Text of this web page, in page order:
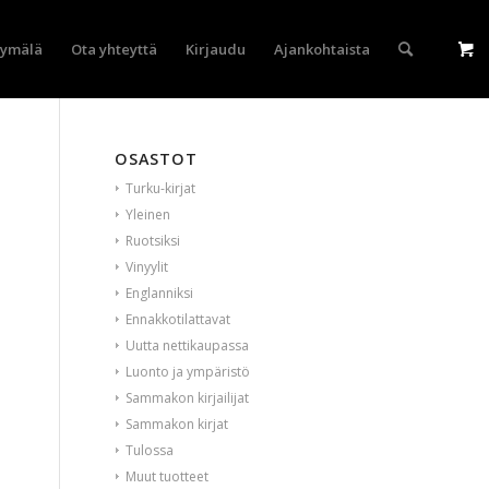
Ota yhteyttä Kirjaudu Ajankohtaista
OSASTOT
Turku-kirjat
Yleinen
Ruotsiksi
Vinyylit
Englanniksi
Ennakkotilattavat
Uutta nettikaupassa
Luonto ja ympäristö
Sammakon kirjailijat
Sammakon kirjat
Tulossa
Muut tuotteet